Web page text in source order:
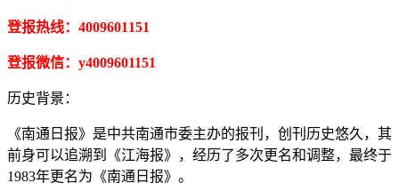
登报热线：4009601151
登报微信：y4009601151
历史背景：
《南通日报》是中共南通市委主办的报刊，创刊历史悠久，其
前身可以追溯到《江海报》，经历了多次更名和调整，最终于
1983年更名为《南通日报》。